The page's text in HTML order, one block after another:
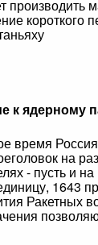
производить
короткого
к ядерному
время
на
- пусть и на
1643
Ракетных